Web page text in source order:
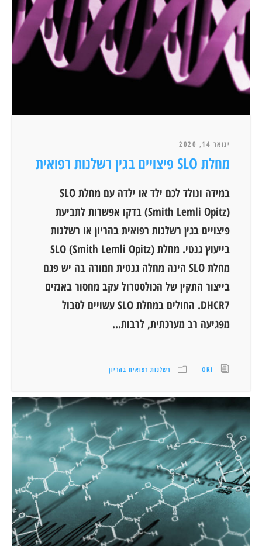
ינואר 14, 2020
מחלת SLO פיצויים בגין רשלנות רפואית
במידה ונולד לכם ילד או ילדה עם מחלת SLO
(Smith Lemli Opitz) בדקו אפשרות לתביעת
פיצויים בגין רשלנות רפואית בהריון או רשלנות
בייעוץ גנטי. מחלת SLO (Smith Lemli Opitz)
מחלת SLO הינה מחלה גנטית חמורה בה יש פגם
בייצור התקין של הכולסטרול עקב מחסור באנזים
DHCR7. החולים במחלת SLO עשויים לסבול
מפגיעה רב מערכתית, לרבות...
ORI רשלנות רפואית בהריון